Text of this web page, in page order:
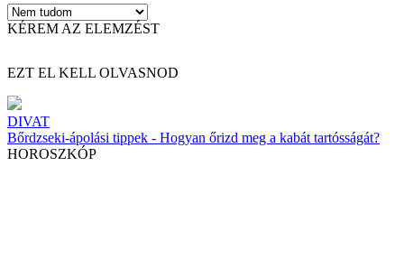
KÉREM AZ ELEMZÉST
EZT EL KELL OLVASNOD
DIVAT
Bőrdzseki-ápolási tippek - Hogyan őrizd meg a kabát tartósságát?
HOROSZKÓP